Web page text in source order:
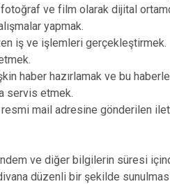
ve film olarak dijital
yapmak.
iş ve işlemleri gerçekleştirmek.
haber hazırlamak ve bu
servis etmek.
mail adresine gönderilen
ve diğer bilgilerin süresi
düzenli bir şekilde